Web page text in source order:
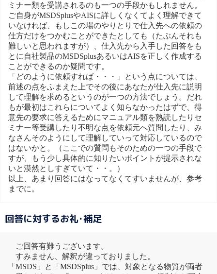
ミナー類を受講されるのも一つの手段かもしれません。
ご自身がMSDSplusやAISに詳しくなくてよく理解できて
いなければ、もしこの場のやりとりで仕入先への依頼の
仕方だけをつかむことができたとしても（たぶんそれも
難しいと思われますが）、仕入先から入手した回答をも
とに自社製品のMSDSplusあるいはAISを正しく作成する
ことができるのか疑問です。
「どのように依頼すれば・・・」という点については、
前述の点をふまえた上でその後にあなたが仕入先に説明
して理解を求めるというのが一つの方法でしょう。だれ
もが最初はこれらについてよく知らなかったはずで、得
意先の要求に答えるためにマニュアル類を熟読したりセ
ミナー等受講したり不明な点を依頼元へ質問したり、み
なさんそのようにして理解していって対応しているので
はないかと。（ここでの質問もそのための一つの手段で
すが、もう少し具体的に知りたいポイントが提示されな
いと漠然としすぎていて・・。）
以上、あまり回答にはなってなくてすいませんが、参考
までに。
回答に対するお礼･補足
ご回答有難うございます。
すみません、解釈が違っておりました。
「MSDS」と「MSDSplus」では、対象となる物質が両者